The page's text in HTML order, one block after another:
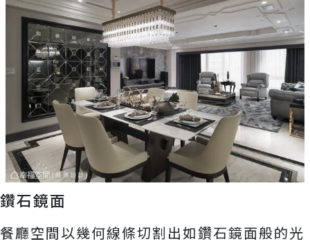
鑽石鏡面
餐廳空間以幾何線條切割出如鑽石鏡面般的光